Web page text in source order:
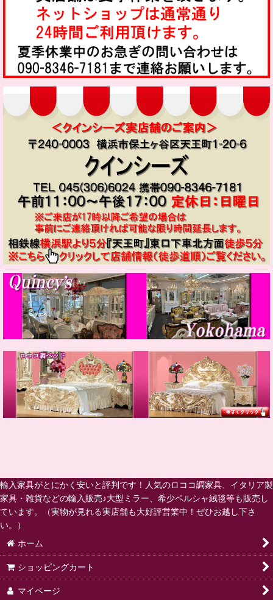
輸入家具がとにかく安いと評判です！人気のロココ調家具、イタリア製
家具・雑貨などの輸入販売♪大型ミラー、希少ペルシャ絨毯等も販売し
ています。（実物が見れる実店舗も大好評営業中！ぜひお越し下さ
い。）
ホーム
ショッピングカート
マイページ